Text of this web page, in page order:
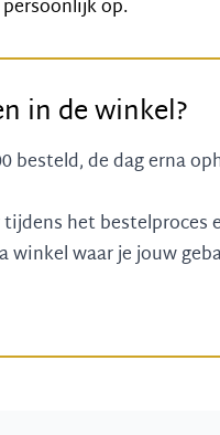
op.
in de winkel?
besteld, de dag erna
tijdens het bestelproces
winkelwaar je jouw